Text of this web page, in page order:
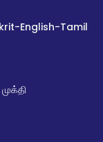
English-Tamil